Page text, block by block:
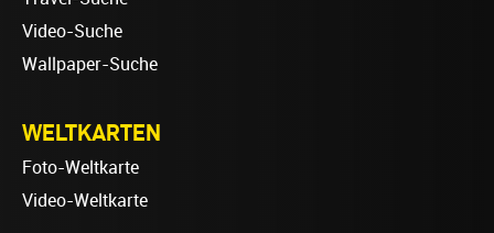
Video-Suche
Wallpaper-Suche
WELTKARTEN
Foto-Weltkarte
Video-Weltkarte